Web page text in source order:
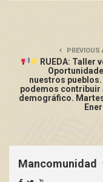
PREVIOUS
RUEDA: Taller
nuestros
podemos contribuir
demográfico.
Mancomunidad